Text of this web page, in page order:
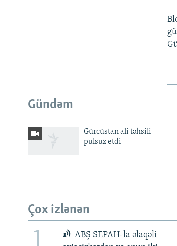
Gündəm
Gürcüstan ali təhsili
pulsuz etdi
Çox izlənən
ABŞ SEPAH-la əlaqəli